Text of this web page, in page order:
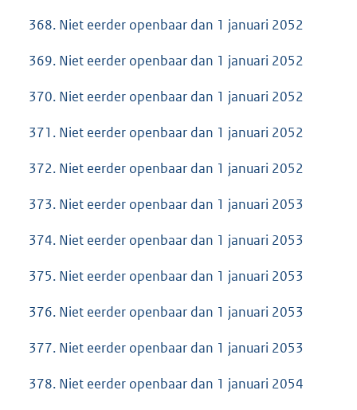
368. Niet eerder openbaar dan 1 januari 2052
369. Niet eerder openbaar dan 1 januari 2052
370. Niet eerder openbaar dan 1 januari 2052
371. Niet eerder openbaar dan 1 januari 2052
372. Niet eerder openbaar dan 1 januari 2052
373. Niet eerder openbaar dan 1 januari 2053
374. Niet eerder openbaar dan 1 januari 2053
375. Niet eerder openbaar dan 1 januari 2053
376. Niet eerder openbaar dan 1 januari 2053
377. Niet eerder openbaar dan 1 januari 2053
378. Niet eerder openbaar dan 1 januari 2054